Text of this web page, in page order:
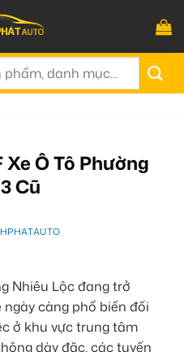
Ô Tô Phường
Cũ
Nhiêu Lộc đang trở
càng phổ biến đối
ở khu vực trung tâm
dày đặc, các tuyến